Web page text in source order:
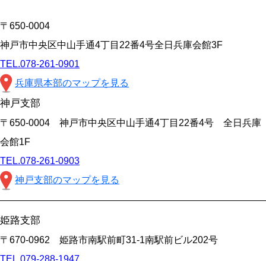
〒650-0004
神戸市中央区中山手通4丁目22番4号全日兵庫会館3F
TEL.078-261-0901
兵庫県本部のマップを見る
神戸支部
〒650-0004 神戸市中央区中山手通4丁目22番4号 全日兵庫
会館1F
TEL.078-261-0903
神戸支部のマップを見る
姫路支部
〒670-0962 姫路市南駅前町31-1南駅前ビル202号
TEL.079-288-1947